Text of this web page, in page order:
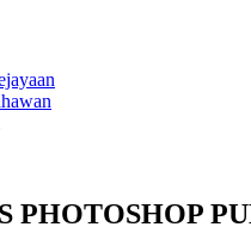
PHOTOSHOP